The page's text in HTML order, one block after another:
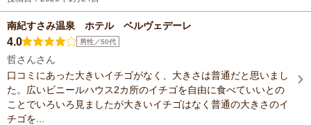
南紀すさみ温泉 ホテル ベルヴェデーレ
4.0 男性／50代
哲さんさん
口コミにあった大きいイチゴがなく、大きさは普通だと思いまし
た。広いビニールハウス2カ所のイチゴを自由に食べていいとの
ことでいろいろ見ましたが大きいイチゴはなく普通の大きさのイ
チゴを...